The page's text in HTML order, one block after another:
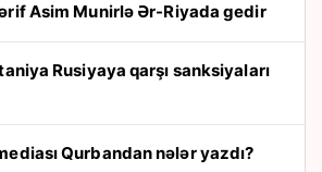
Asim Munirlə Ər-Riyada gedir
Qurbandan nələr yazdı?